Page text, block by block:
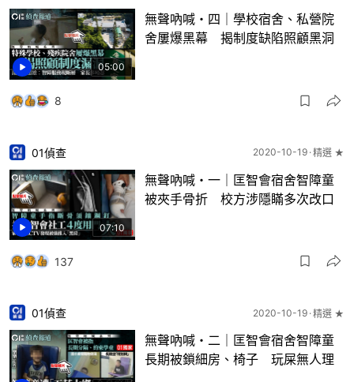
05:00
無聲吶喊・四｜學校宿舍、私營院
舍屢爆黑幕 揭制度缺陷照顧黑洞
8
07:10
01偵查 2020-10-19 精選 ★
無聲吶喊・一｜匡智會宿舍智障童
被夾手骨折 校方涉隱瞞多次改口
137
01偵查 2020-10-19 精選 ★
無聲吶喊・二｜匡智會宿舍智障童
長期被鎖細房、椅子 玩屎無人理